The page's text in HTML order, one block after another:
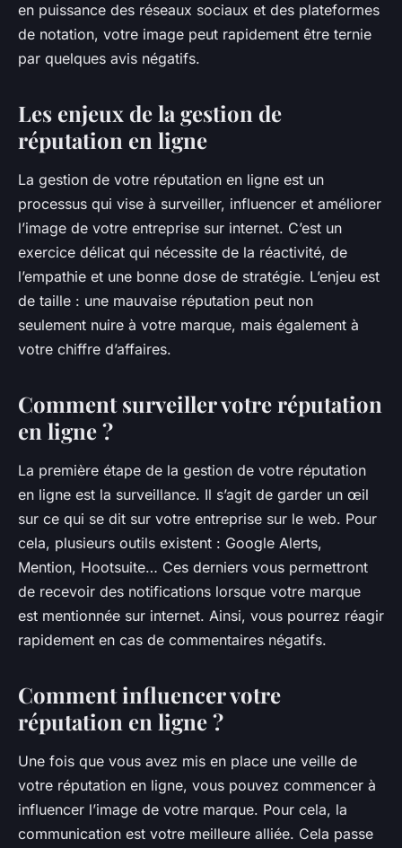
en puissance des réseaux sociaux et des plateformes
de notation, votre image peut rapidement être ternie
par quelques avis négatifs.
Les enjeux de la gestion de
réputation en ligne
La gestion de votre réputation en ligne est un
processus qui vise à surveiller, influencer et améliorer
l’image de votre entreprise sur internet. C’est un
exercice délicat qui nécessite de la réactivité, de
l’empathie et une bonne dose de stratégie. L’enjeu est
de taille : une mauvaise réputation peut non
seulement nuire à votre marque, mais également à
votre chiffre d’affaires.
Comment surveiller votre réputation
en ligne ?
La première étape de la gestion de votre réputation
en ligne est la surveillance. Il s’agit de garder un œil
sur ce qui se dit sur votre entreprise sur le web. Pour
cela, plusieurs outils existent : Google Alerts,
Mention, Hootsuite… Ces derniers vous permettront
de recevoir des notifications lorsque votre marque
est mentionnée sur internet. Ainsi, vous pourrez réagir
rapidement en cas de commentaires négatifs.
Comment influencer votre
réputation en ligne ?
Une fois que vous avez mis en place une veille de
votre réputation en ligne, vous pouvez commencer à
influencer l’image de votre marque. Pour cela, la
communication est votre meilleure alliée. Cela passe